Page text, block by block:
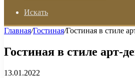
Искать
Главная/Гостиная/Гостиная в стиле
Гостиная в стиле арт-
13.01.2022